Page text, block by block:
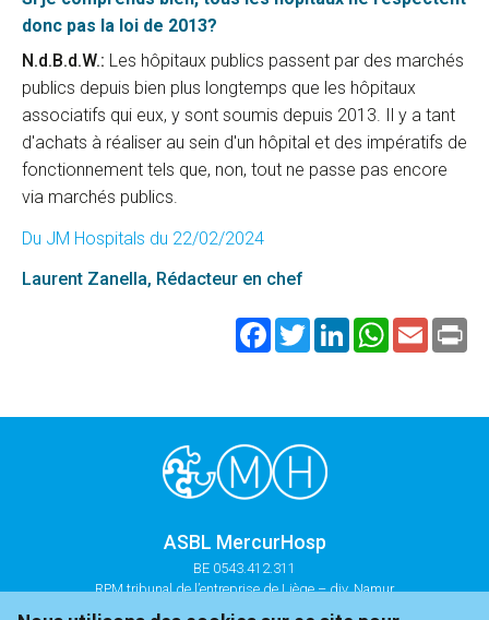
donc pas la loi de 2013?
N.d.B.d.W.: Les hôpitaux publics passent par des marchés
publics depuis bien plus longtemps que les hôpitaux
associatifs qui eux, y sont soumis depuis 2013. Il y a tant
d'achats à réaliser au sein d'un hôpital et des impératifs de
fonctionnement tels que, non, tout ne passe pas encore
via marchés publics.
Du JM Hospitals du 22/02/2024
Laurent Zanella, Rédacteur en chef
Facebook
TwitterLinkedInWhatsApp
Email
ASBL MercurHosp
BE 0543.412.311
RPM tribunal de l’entreprise de Liège – div. Namur